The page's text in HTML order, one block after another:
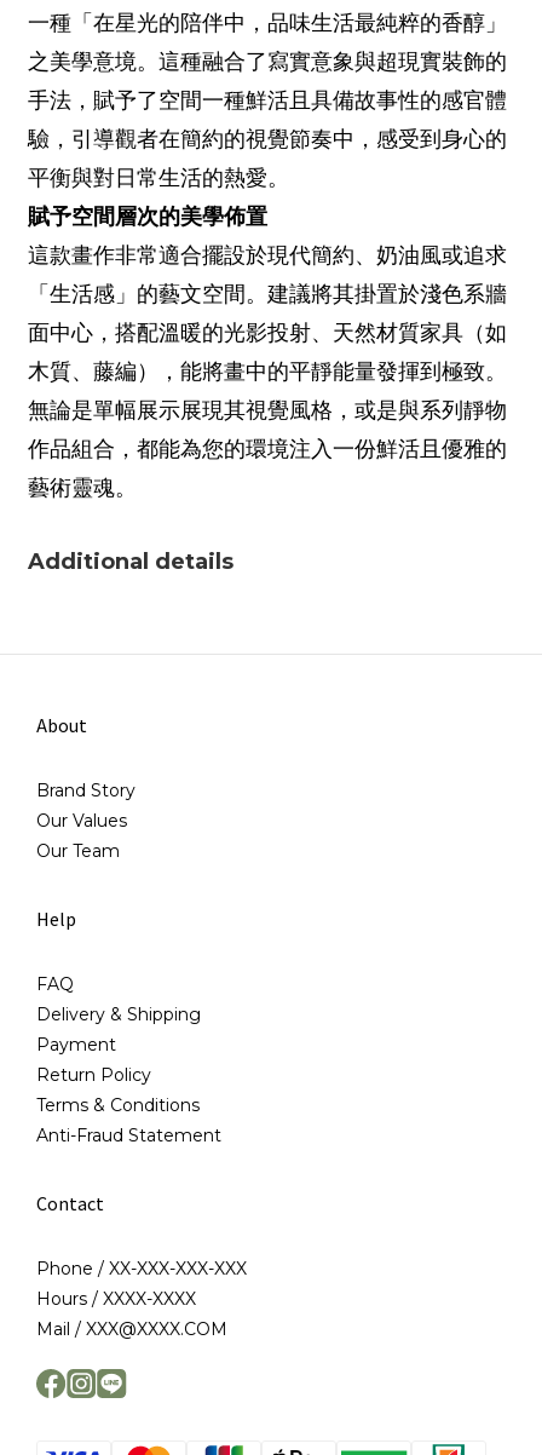
一種「在星光的陪伴中，品味生活最純粹的香醇」
之美學意境。這種融合了寫實意象與超現實裝飾的
手法，賦予了空間一種鮮活且具備故事性的感官體
驗，引導觀者在簡約的視覺節奏中，感受到身心的
平衡與對日常生活的熱愛。
賦予空間層次的美學佈置
這款畫作非常適合擺設於現代簡約、奶油風或追求
「生活感」的藝文空間。建議將其掛置於淺色系牆
面中心，搭配溫暖的光影投射、天然材質家具（如
木質、藤編），能將畫中的平靜能量發揮到極致。
無論是單幅展示展現其視覺風格，或是與系列靜物
作品組合，都能為您的環境注入一份鮮活且優雅的
藝術靈魂。
Additional details
About
Brand Story
Our Values
Our Team
Help
FAQ
Delivery & Shipping
Payment
Return Policy
Terms & Conditions
Anti-Fraud Statement
Contact
Phone / XX-XXX-XXX-XXX
Hours / XXXX-XXXX
Mail / XXX@XXXX.COM